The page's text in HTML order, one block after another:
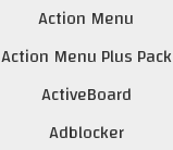
Action Menu
Action Menu Plus Pack
ActiveBoard
Adblocker